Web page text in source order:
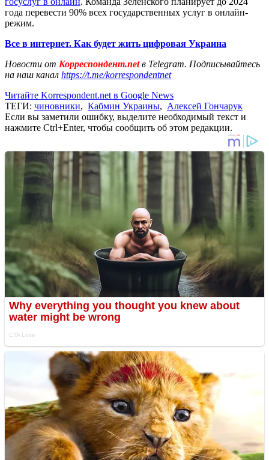
года перевести 90% всех государственных услуг в онлайн-
режим.
Все в интернет. Как будет жить цифровая Украина
Новости от Корреспондент.netв Telegram. Подписывайтесь
на наш канал https://t.me/korrespondentnet
Читайте Korrespondent.net в Google News
ТЕГИ: чиновники, Кабмин Украины, Алексей Гончарук
Если вы заметили ошибку, выделите необходимый текст и
нажмите Ctrl+Enter, чтобы сообщить об этом редакции.